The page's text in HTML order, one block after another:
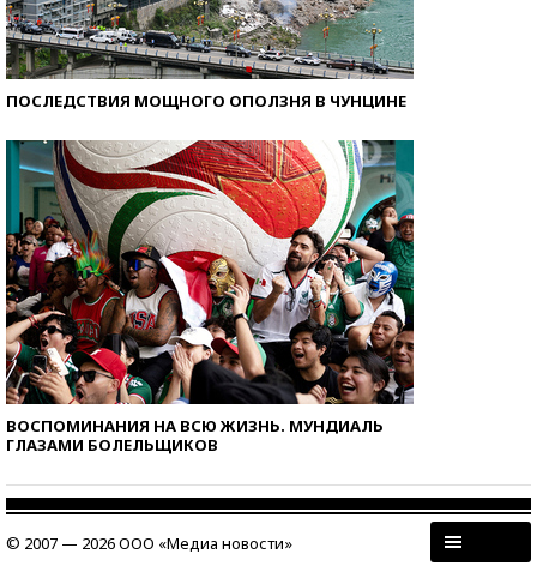
ПОСЛЕДСТВИЯ МОЩНОГО ОПОЛЗНЯ В ЧУНЦИНЕ
ВОСПОМИНАНИЯ НА ВСЮ ЖИЗНЬ. МУНДИАЛЬ
ГЛАЗАМИ БОЛЕЛЬЩИКОВ
© 2007 — 2026 ООО «Медиа новости»